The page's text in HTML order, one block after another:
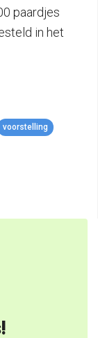
paardjes
in het
voorstelling